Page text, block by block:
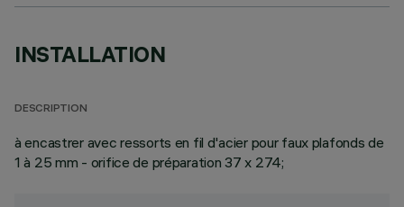
INSTALLATION
DESCRIPTION
à encastrer avec ressorts en fil d'acier pour faux plafonds de
1 à 25 mm - orifice de préparation 37 x 274;